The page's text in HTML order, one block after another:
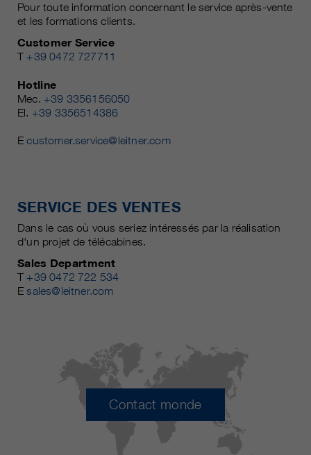
Pour toute information concernant le service après-vente
et les formations clients.
Customer Service
T +39 0472 727711
Hotline
Mec. +39 3356156050
El. +39 3356514386
Ecustomer.service@leitner.com
SERVICE DES VENTES
Dans le cas où vous seriez intéressés par la réalisation
d'un projet de télécabines.
Sales Department
T +39 0472 722 534
Esales@leitner.com
Contact monde